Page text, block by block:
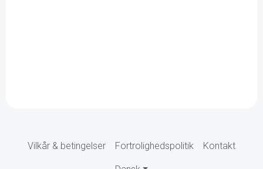
Vilkår & betingelser Fortrolighedspolitik Kontakt